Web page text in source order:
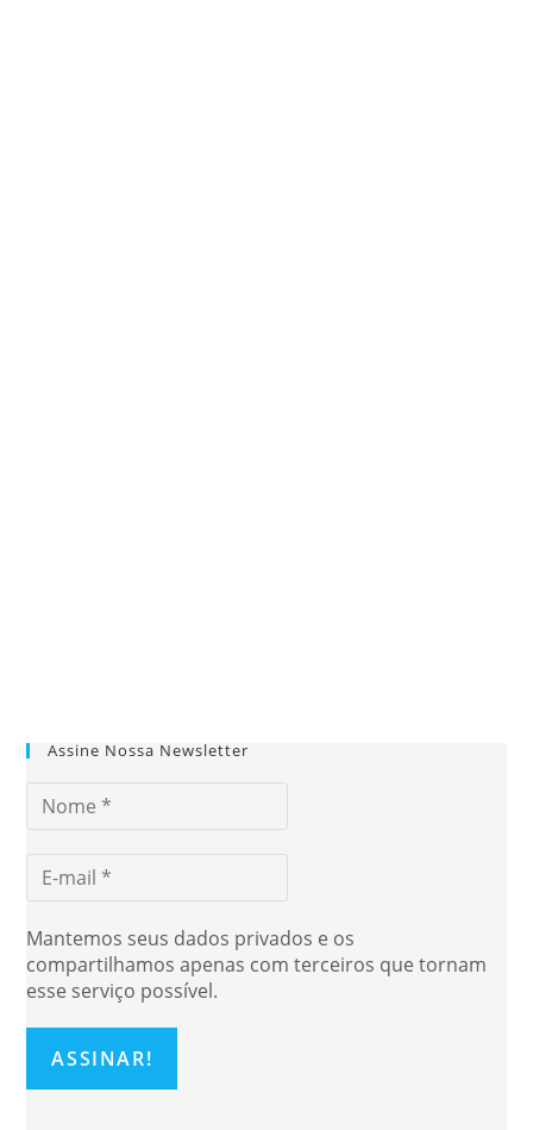
Assine Nossa Newsletter
Mantemos seus dados privados e os
compartilhamos apenas com terceiros que tornam
esse serviço possível.